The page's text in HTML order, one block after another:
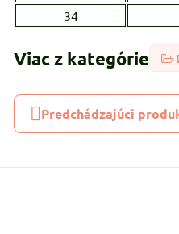
34
Viac z kategórie
Predchádzajúci